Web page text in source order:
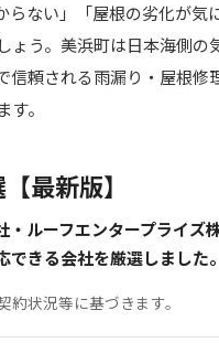
ない」「屋根の劣化が気
う。美浜町は日本海側の
頼される雨漏り・屋根修
。
最新版】
ルーフエンタープライズ
きる会社を厳選しました。
状況等に基づきます。